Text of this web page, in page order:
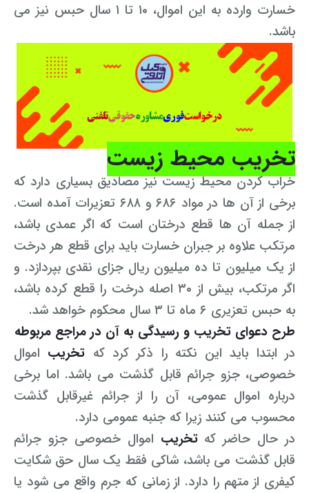
خسارت وارده به این اموال، ۱۰ تا ۱ سال حبس نیز می
باشد.
تخریب محیط زیست
خراب کردن محیط زیست نیز مصادیق بسیاری دارد که
برخی از آن ها در مواد ۶۸۶ و ۶۸۸ تعزیرات آمده است.
از جمله آن ها قطع درختان است که اگر عمدی باشد،
مرتکب علاوه بر جبران خسارت باید برای قطع هر درخت
از یک میلیون تا ده میلیون ریال جزای نقدی بپردازد. و
اگر مرتکب، بیش از ۳۰ اصله درخت را قطع کرده باشد،
به حبس تعزیری ۶ ماه تا ۳ سال محکوم خواهد شد.
طرح دعوای تخریب و رسیدگی به آن در مراجع مربوطه
در ابتدا باید این نکته را ذکر کرد که تخریب اموال
خصوصی، جزو جرائم قابل گذشت می باشد. اما برخی
درباره اموال عمومی، آن را از جرائم غیرقابل گذشت
محسوب می کنند زیرا که جنبه عمومی دارد.
در حال حاضر کهتخریب اموال خصوصی جزو جرائم
قابل گذشت می باشد، شاکی فقط یک سال حق شکایت
کیفری از متهم را دارد. از زمانی که جرم واقع می شود یا